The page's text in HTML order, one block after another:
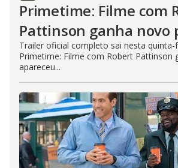
Primetime: Filme com
Pattinson ganha novo
Trailer oficial completo sai nesta
Primetime: Filme com Robert Pattinson
apareceu...